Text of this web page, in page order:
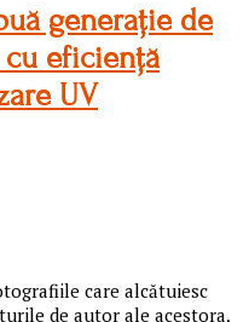
generație de
cu eficiență
UV
care alcătuiesc
de autor ale acestora,